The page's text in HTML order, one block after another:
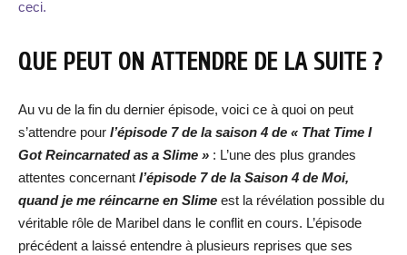
ceci.
QUE PEUT ON ATTENDRE DE LA SUITE ?
Au vu de la fin du dernier épisode, voici ce à quoi on peut
s’attendre pour l’épisode 7 de la saison 4 de « That Time I
Got Reincarnated as a Slime » : L’une des plus grandes
attentes concernant l’épisode 7 de la Saison 4 de Moi,
quand je me réincarne en Slime est la révélation possible du
véritable rôle de Maribel dans le conflit en cours. L’épisode
précédent a laissé entendre à plusieurs reprises que ses